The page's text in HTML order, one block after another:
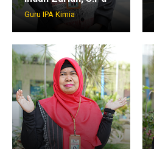
Guru IPA Kimia